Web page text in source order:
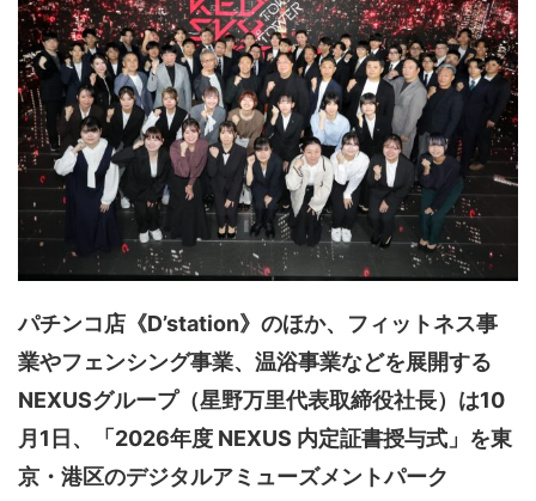
パチンコ店《D’station》のほか、フィットネス事
業やフェンシング事業、温浴事業などを展開する
NEXUSグループ（星野万里代表取締役社長）は10
月1日、「2026年度 NEXUS 内定証書授与式」を東
京・港区のデジタルアミューズメントパーク